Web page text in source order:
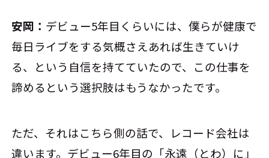
安岡： デビュー5年目くらいには、僕らが健康で
毎日ライブをする気概さえあれば生きていけ
る、という自信を持てていたので、この仕事を
諦めるという選択肢はもうなかったです。
ただ、それはこちら側の話で、レコード会社は
違います。デビュー6年目の「永遠（とわ）に」